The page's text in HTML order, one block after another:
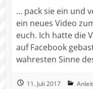
… pack sie ein und
ein neues Video
euch. Ich hatte die
auf Facebook
wahresten Sinne
11. Juli 2017